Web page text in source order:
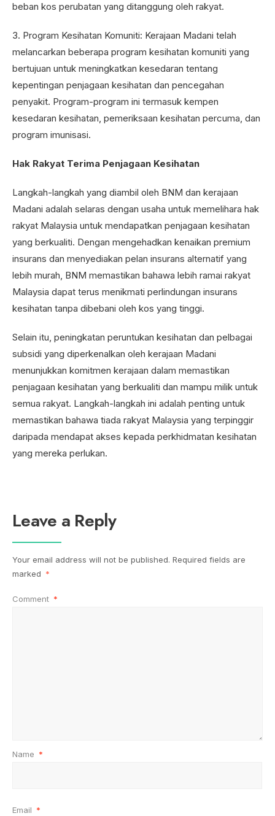
beban kos perubatan yang ditanggung oleh rakyat.
3. Program Kesihatan Komuniti: Kerajaan Madani telah
melancarkan beberapa program kesihatan komuniti yang
bertujuan untuk meningkatkan kesedaran tentang
kepentingan penjagaan kesihatan dan pencegahan
penyakit. Program-program ini termasuk kempen
kesedaran kesihatan, pemeriksaan kesihatan percuma, dan
program imunisasi.
Hak Rakyat Terima Penjagaan Kesihatan
Langkah-langkah yang diambil oleh BNM dan kerajaan
Madani adalah selaras dengan usaha untuk memelihara hak
rakyat Malaysia untuk mendapatkan penjagaan kesihatan
yang berkualiti. Dengan mengehadkan kenaikan premium
insurans dan menyediakan pelan insurans alternatif yang
lebih murah, BNM memastikan bahawa lebih ramai rakyat
Malaysia dapat terus menikmati perlindungan insurans
kesihatan tanpa dibebani oleh kos yang tinggi.
Selain itu, peningkatan peruntukan kesihatan dan pelbagai
subsidi yang diperkenalkan oleh kerajaan Madani
menunjukkan komitmen kerajaan dalam memastikan
penjagaan kesihatan yang berkualiti dan mampu milik untuk
semua rakyat. Langkah-langkah ini adalah penting untuk
memastikan bahawa tiada rakyat Malaysia yang terpinggir
daripada mendapat akses kepada perkhidmatan kesihatan
yang mereka perlukan.
Leave a Reply
Your email address will not be published. Required fields are
marked *
Comment *
Name *
Email *